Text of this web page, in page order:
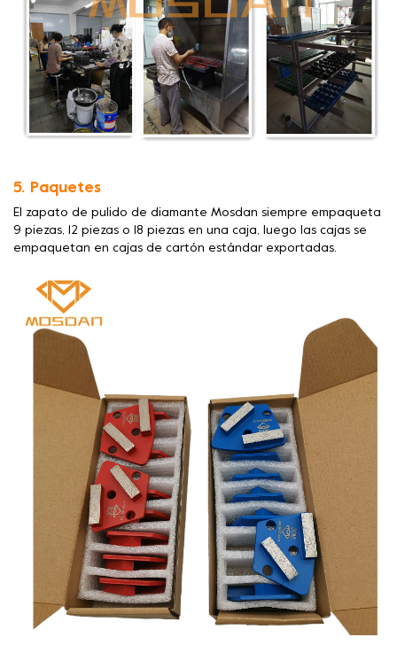
5. Paquetes
El zapato de pulido de diamante Mosdan siempre empaqueta
9 piezas, 12 piezas o 18 piezas en una caja, luego las cajas se
empaquetan en cajas de cartón estándar exportadas.